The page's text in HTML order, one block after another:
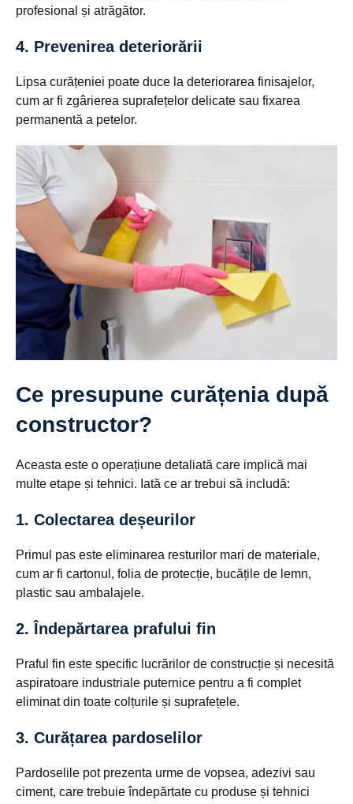
profesional și atrăgător.
4. Prevenirea deteriorării
Lipsa curățeniei poate duce la deteriorarea finisajelor,
cum ar fi zgârierea suprafețelor delicate sau fixarea
permanentă a petelor.
Ce presupune curățenia după
constructor?
Aceasta este o operațiune detaliată care implică mai
multe etape și tehnici. Iată ce ar trebui să includă:
1. Colectarea deșeurilor
Primul pas este eliminarea resturilor mari de materiale,
cum ar fi cartonul, folia de protecție, bucățile de lemn,
plastic sau ambalajele.
2. Îndepărtarea prafului fin
Praful fin este specific lucrărilor de construcție și necesită
aspiratoare industriale puternice pentru a fi complet
eliminat din toate colțurile și suprafețele.
3. Curățarea pardoselilor
Pardoselile pot prezenta urme de vopsea, adezivi sau
ciment, care trebuie îndepărtate cu produse și tehnici